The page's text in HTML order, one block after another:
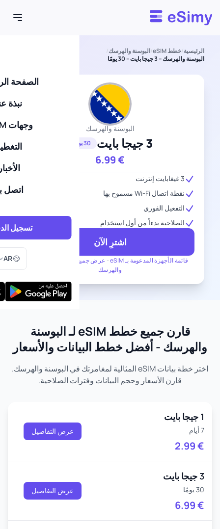
Esimy
الصفحة
نبذة
وجهات eSIM
اتصل
تسجيل
AR
اختر
الرئيسية/خطط eSIM /البوسنة والهرسك/
البوسنة والهرسك – 3 جيجا بايت – 30 يومًا
البوسنة والهرسك
3 جيجا بايت 30 يومًا
6.99€
قائمة الأجهزة المدعومة بـ eSIM - عرض جميع الخطط لـ البوسنة
والهرسك
3 غيغابايت إنترنت
نقطة اتصال Wi-Fi مسموح بها
التفعيل الفوري
الصلاحية بدءاً من أول استخدام
اشترِ الآن
قارن جميع خطط eSIM لـ البوسنة
والهرسك - أفضل خطط البيانات والأسعار
اختر خطة بيانات eSIM المثالية لمغامرتك في البوسنة والهرسك.
قارن الأسعار وحجم البيانات وفترات الصلاحية.
1 جيجا بايت
7 أيام
2.99€
عرض التفاصيل
3 جيجا بايت
30 يومًا
6.99€
عرض التفاصيل